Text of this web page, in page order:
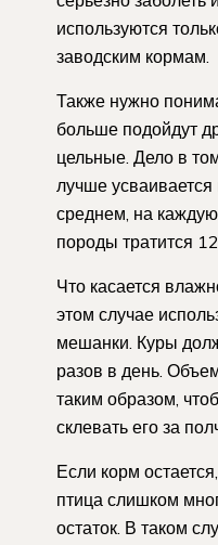
используются
заводским кормам.
Также нужно
больше подойдут
цельные. Дело в
лучше
среднем, на
породы тратится
Что касается
этом случае
мешанки. Куры
разов в день.
таким образом,
склевать его за
Если корм
птица слишком
остаток. В таком